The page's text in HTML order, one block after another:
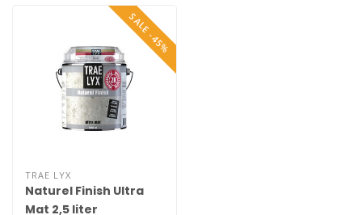
SALE -45%
TRAE LYX
Naturel Finish Ultra
Mat 2,5 liter